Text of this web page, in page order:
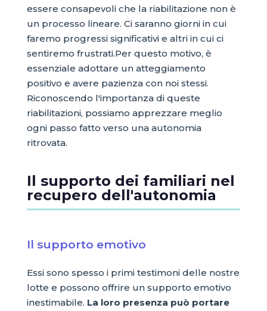
essere consapevoli che la riabilitazione non è
un processo lineare. Ci saranno giorni in cui
faremo progressi significativi e altri in cui ci
sentiremo frustrati.Per questo motivo, è
essenziale adottare un atteggiamento
positivo e avere pazienza con noi stessi.
Riconoscendo l'importanza di queste
riabilitazioni, possiamo apprezzare meglio
ogni passo fatto verso una autonomia
ritrovata.
Il supporto dei familiari nel
recupero dell'autonomia
Il supporto emotivo
Essi sono spesso i primi testimoni delle nostre
lotte e possono offrire un supporto emotivo
inestimabile. La loro presenza può portare